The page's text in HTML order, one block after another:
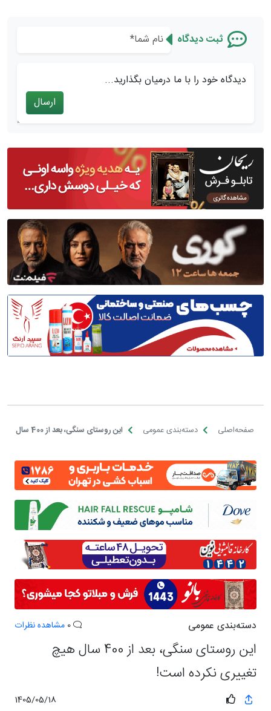
ثبت دیدگاه
دیدگاه خود را با ما درمیان بگذارید...
ارسال